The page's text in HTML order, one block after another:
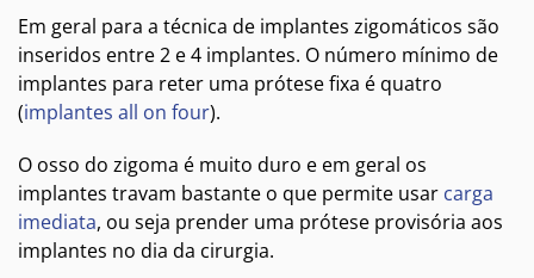
Em geral para a técnica de implantes zigomáticos são
inseridos entre 2 e 4 implantes. O número mínimo de
implantes para reter uma prótese fixa é quatro
(implantes all on four).
O osso do zigoma é muito duro e em geral os
implantes travam bastante o que permite usar carga
imediata, ou seja prender uma prótese provisória aos
implantes no dia da cirurgia.